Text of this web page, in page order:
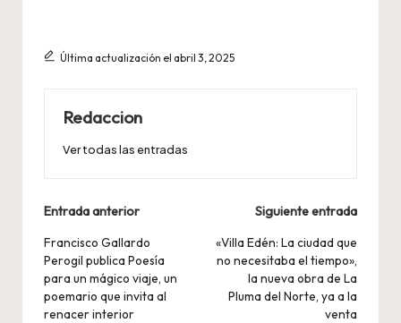
Última actualización el abril 3, 2025
Redaccion
Ver todas las entradas
Navegación
de
entradas
Entrada anterior
Francisco Gallardo
Perogil publica Poesía
para un mágico viaje, un
poemario que invita al
renacer interior
Siguiente entrada
«Villa Edén: La ciudad que
no necesitaba el tiempo»,
la nueva obra de La
Pluma del Norte, ya a la
venta